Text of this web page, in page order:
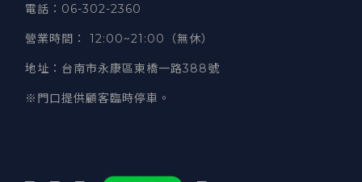
電話 ：06-302-2360
營業時間 ： 12:00~21:00（無休）
地址 ：台南市永康區東橋一路388號
※門口提供顧客臨時停車。